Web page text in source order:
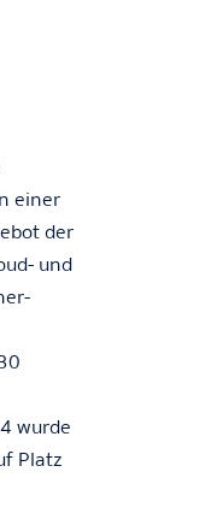
einer
der
und
wurde
Platz